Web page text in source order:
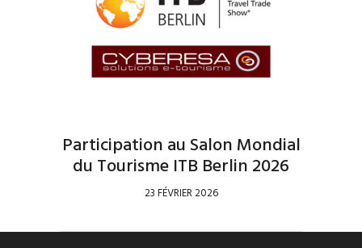
Participation au Salon Mondial
du Tourisme ITB Berlin 2026
23 FÉVRIER 2026